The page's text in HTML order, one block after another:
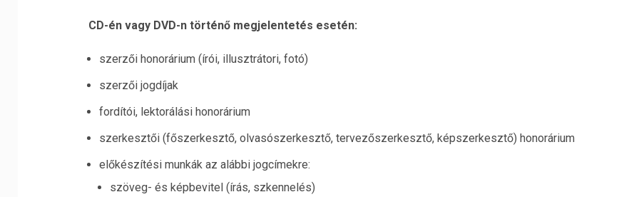
CD-én vagy DVD-n történő megjelentetés esetén:
szerzői honorárium (írói, illusztrátori, fotó)
szerzői jogdíjak
fordítói, lektorálási honorárium
szerkesztői (főszerkesztő, olvasószerkesztő, tervezőszerkesztő, képszerkesztő) honorárium
előkészítési munkák az alábbi jogcímekre:
szöveg- és képbevitel (írás, szkennelés)